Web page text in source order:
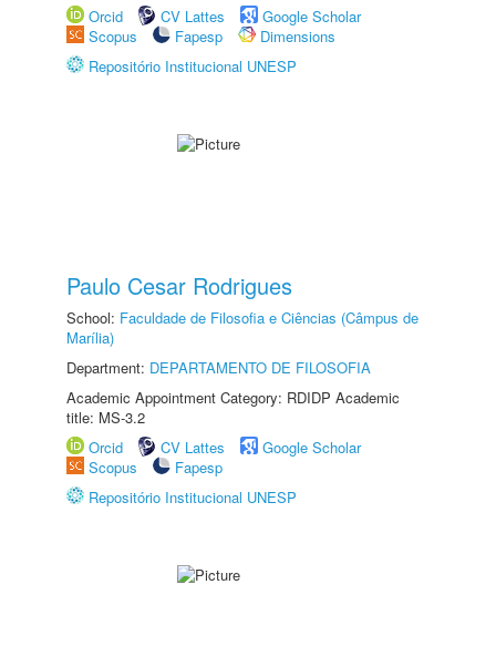
Orcid
CV Lattes
Google Scholar
Scopus
Fapesp
Dimensions
Repositório Institucional UNESP
Paulo Cesar Rodrigues
School: Faculdade de Filosofia e Ciências (Câmpus de
Marília)
Department: DEPARTAMENTO DE FILOSOFIA
Academic Appointment Category: RDIDP Academic
title: MS-3.2
Orcid
CV Lattes
Google Scholar
Scopus
Fapesp
Repositório Institucional UNESP